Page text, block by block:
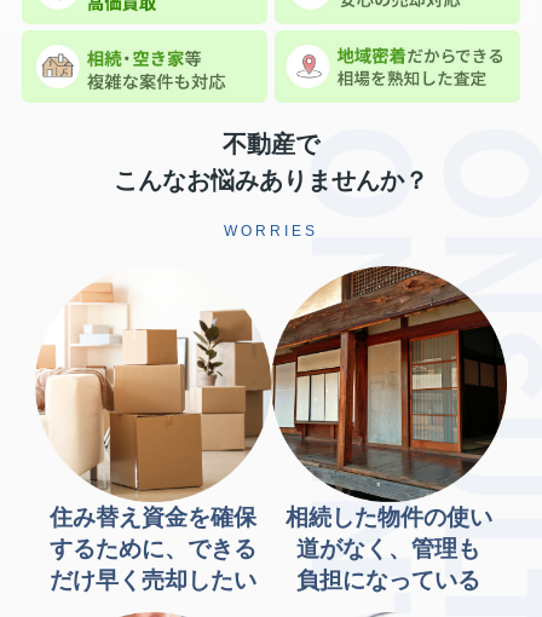
不動産で
こんなお悩みありませんか？
WORRIES
住み替え資金を確保
するために、できる
だけ早く売却したい
相続した物件の使い
道がなく、管理も
負担になっている